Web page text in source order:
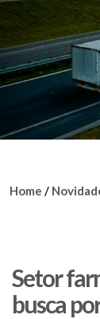
Home /
Setor
busca